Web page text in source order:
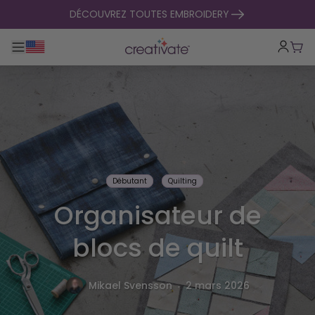
passer au contenuDÉCOUVREZ TOUTES EMBROIDERY
Basculer la navigation principale
Débutant Quilting
Organisateur de
blocs de quilt
Mikael Svensson . 2 mars 2026